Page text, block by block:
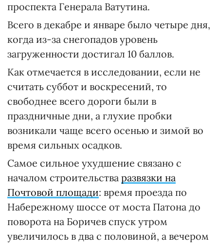
проспекта Генерала Ватутина.
Всего в декабре и январе было четыре дня,
когда из-за снегопадов уровень
загруженности достигал 10 баллов.
Как отмечается в исследовании, если не
считать суббот и воскресений, то
свободнее всего дороги были в
праздничные дни, а глухие пробки
возникали чаще всего осенью и зимой во
время сильных осадков.
Самое сильное ухудшение связано с
началом строительства развязки на
Почтовой площади: время проезда по
Набережному шоссе от моста Патона до
поворота на Боричев спуск утром
увеличилось в два с половиной, а вечером